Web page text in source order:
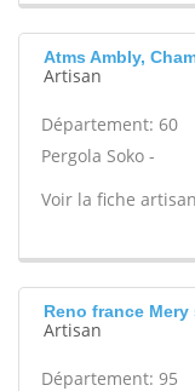
Atms Ambly,
Artisan
Département: 60
Pergola Soko -
Voir la fiche
Reno france
Artisan
Département: 95